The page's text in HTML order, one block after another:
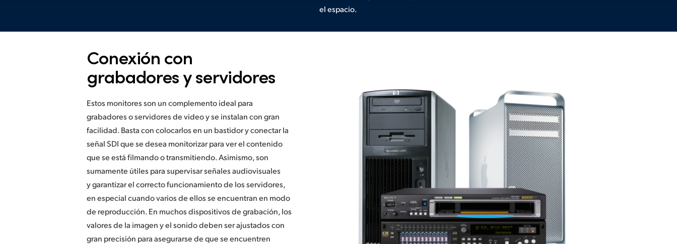
el espacio.
Conexión con
grabadores y servidores
Estos monitores son un complemento ideal para
grabadores o servidores de video y se instalan con gran
facilidad. Basta con colocarlos en un bastidor y conectar la
señal SDI que se desea monitorizar para ver el contenido
que se está filmando o transmitiendo. Asimismo, son
sumamente útiles para supervisar señales audiovisuales
y garantizar el correcto funcionamiento de los servidores,
en especial cuando varios de ellos se encuentran en modo
de reproducción. En muchos dispositivos de grabación, los
valores de la imagen y el sonido deben ser ajustados con
gran precisión para asegurarse de que se encuentren